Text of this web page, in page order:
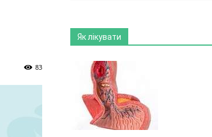
83
Як лікувати